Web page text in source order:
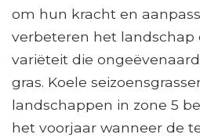
om hun kracht en
verbeteren het landschap
variëteit die
gras. Koele
landschappen in zone 5
het voorjaar wanneer de